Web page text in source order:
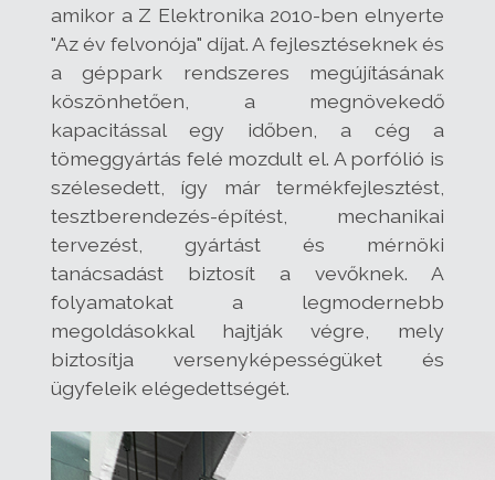
amikor a Z Elektronika 2010-ben elnyerte
"Az év felvonója" díjat. A fejlesztéseknek és
a géppark rendszeres megújításának
köszönhetően, a megnövekedő
kapacitással egy időben, a cég a
tömeggyártás felé mozdult el. A porfólió is
szélesedett, így már termékfejlesztést,
tesztberendezés-építést, mechanikai
tervezést, gyártást és mérnöki
tanácsadást biztosít a vevőknek. A
folyamatokat a legmodernebb
megoldásokkal hajtják végre, mely
biztosítja versenyképességüket és
ügyfeleik elégedettségét.